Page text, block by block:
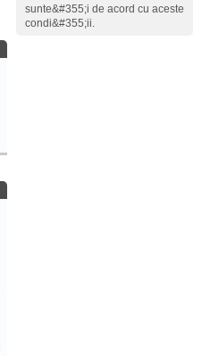
sunte&#355;i de acord cu aceste
condi&#355;ii.